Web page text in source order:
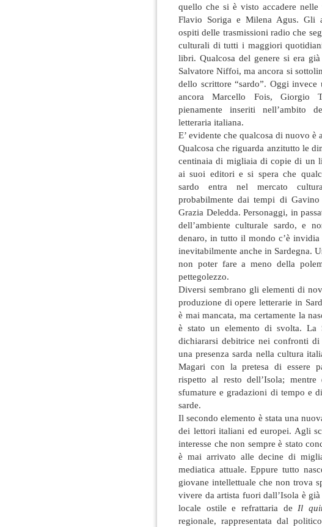
quello che si è visto accadere
Flavio Soriga e Milena Agus. Gli
ospiti delle trasmissioni radio che
culturali di tutti i maggiori
libri. Qualcosa del genere si era
Salvatore Niffoi, ma ancora si
dello scrittore “sardo”. Oggi
ancora Marcello Fois, Giorgio
pienamente inseriti nell’ambito
letteraria italiana.
E’ evidente che qualcosa di nuovo è
Qualcosa che riguarda anzitutto le
centinaia di migliaia di copie di un
ai suoi editori e si spera che
sardo entra nel mercato
probabilmente dai tempi di
Grazia Deledda. Personaggi, in
dell’ambiente culturale sardo, e
denaro, in tutto il mondo c’è
inevitabilmente anche in Sardegna.
non poter fare a meno della
pettegolezzo.
Diversi sembrano gli elementi di
produzione di opere letterarie in
è mai mancata, ma certamente la
è stato un elemento di svolta. La
dichiararsi debitrice nei confronti
una presenza sarda nella cultura
Magari con la pretesa di essere
rispetto al resto dell’Isola;
sfumature e gradazioni di tempo e
sarde.
Il secondo elemento è stata una
dei lettori italiani ed europei. Agli
interesse che non sempre è stato
è mai arrivato alle decine di
mediatica attuale. Eppure tutto
giovane intellettuale che non trova
vivere da artista fuori dall’Isola è
locale ostile e refrattaria de Il
regionale, rappresentata dal